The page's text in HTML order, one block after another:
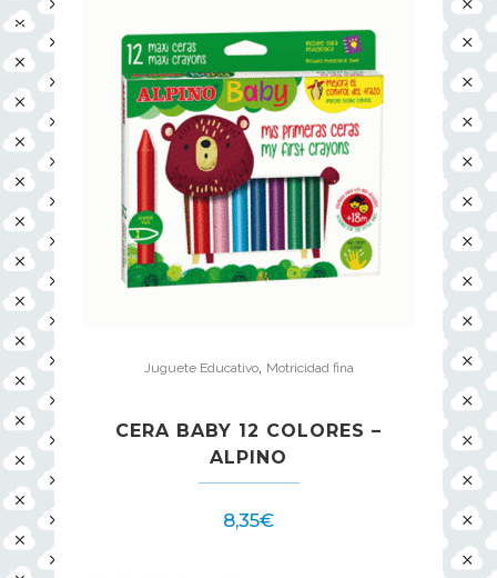
Juguete Educativo, Motricidad fina
CERA BABY 12 COLORES –
ALPINO
8,35€